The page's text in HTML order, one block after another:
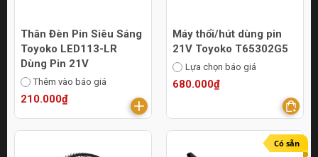
Thân Đèn Pin Siêu Sáng
Toyoko LED113-LR
Dùng Pin 21V
Thêm vào báo giá
210.000₫
Máy thổi/hút dùng pin
21V Toyoko T65302G5
Lựa chọn báo giá
680.000₫
Có sẵn